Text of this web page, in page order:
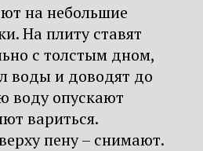
на небольшие
На плиту ставят
с толстым дном,
воды и доводят до
воду опускают
вариться.
пену – снимают.